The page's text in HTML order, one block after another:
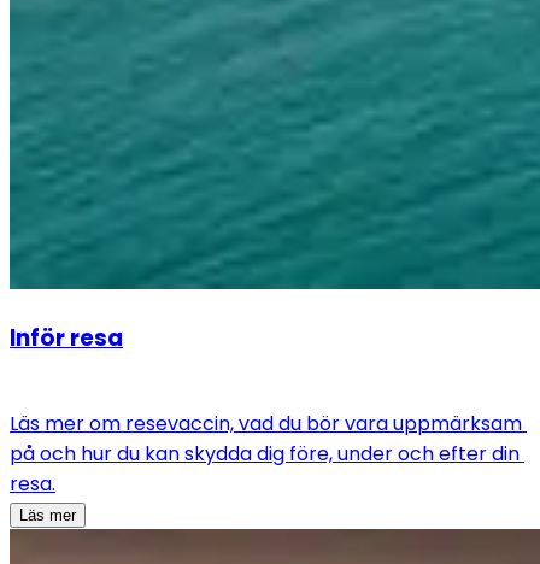
Inför resa
Läs mer om resevaccin, vad du bör vara uppmärksam
på och hur du kan skydda dig före, under och efter din
resa.
Läs mer